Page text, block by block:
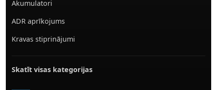
Akumulatori
ADR aprīkojums
Kravas stiprinājumi
Skatīt visas kategorijas